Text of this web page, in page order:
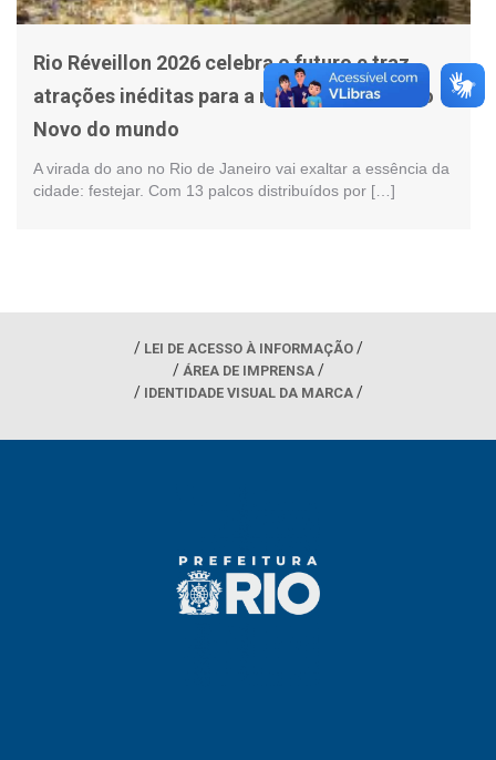
Rio Réveillon 2026 celebra o futuro e traz
atrações inéditas para a maior festa de Ano
Novo do mundo
A virada do ano no Rio de Janeiro vai exaltar a essência da
cidade: festejar. Com 13 palcos distribuídos por […]
LEI DE ACESSO À INFORMAÇÃO
ÁREA DE IMPRENSA
IDENTIDADE VISUAL DA MARCA